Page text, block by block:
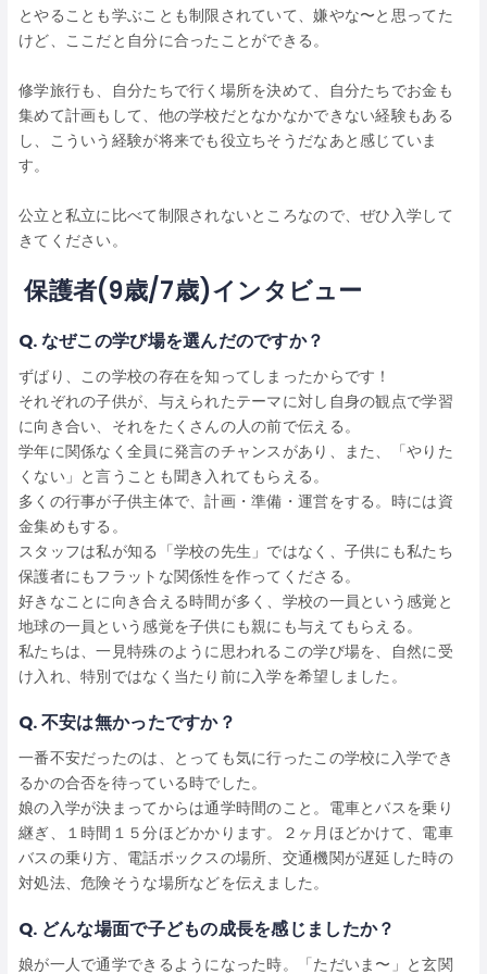
とやることも学ぶことも制限されていて、嫌やな〜と思ってた
けど、ここだと自分に合ったことができる。
修学旅行も、自分たちで行く場所を決めて、自分たちでお金も
集めて計画もして、他の学校だとなかなかできない経験もある
し、こういう経験が将来でも役立ちそうだなあと感じていま
す。
公立と私立に比べて制限されないところなので、ぜひ入学して
きてください。
保護者(9歳/7歳)インタビュー
Q. なぜこの学び場を選んだのですか？
ずばり、この学校の存在を知ってしまったからです！
それぞれの子供が、与えられたテーマに対し自身の観点で学習
に向き合い、それをたくさんの人の前で伝える。
学年に関係なく全員に発言のチャンスがあり、また、「やりた
くない」と言うことも聞き入れてもらえる。
多くの行事が子供主体で、計画・準備・運営をする。時には資
金集めもする。
スタッフは私が知る「学校の先生」ではなく、子供にも私たち
保護者にもフラットな関係性を作ってくださる。
好きなことに向き合える時間が多く、学校の一員という感覚と
地球の一員という感覚を子供にも親にも与えてもらえる。
私たちは、一見特殊のように思われるこの学び場を、自然に受
け入れ、特別ではなく当たり前に入学を希望しました。
Q. 不安は無かったですか？
一番不安だったのは、とっても気に行ったこの学校に入学でき
るかの合否を待っている時でした。
娘の入学が決まってからは通学時間のこと。電車とバスを乗り
継ぎ、１時間１５分ほどかかります。２ヶ月ほどかけて、電車
バスの乗り方、電話ボックスの場所、交通機関が遅延した時の
対処法、危険そうな場所などを伝えました。
Q. どんな場面で子どもの成長を感じましたか？
娘が一人で通学できるようになった時。「ただいま〜」と玄関